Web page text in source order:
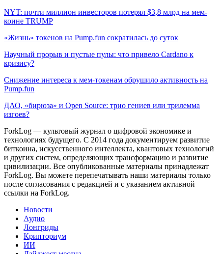
NYT: почти миллион инвесторов потерял $3,8 млрд на мем-
коине TRUMP
«Жизнь» токенов на Pump.fun сократилась до суток
Научный прорыв и пустые пулы: что привело Cardano к
кризису?
Снижение интереса к мем-токенам обрушило активность на
Pump.fun
ДАО, «бирюза» и Open Source: трио гениев или трилемма
изгоев?
ForkLog — культовый журнал о цифровой экономике и
технологиях будущего. С 2014 года документируем развитие
биткоина, искусственного интеллекта, квантовых технологий
и других систем, определяющих трансформацию и развитие
цивилизации. Все опубликованные материалы принадлежат
ForkLog. Вы можете перепечатывать наши материалы только
после согласования с редакцией и с указанием активной
ссылки на ForkLog.
Новости
Аудио
Лонгриды
Крипториум
ИИ